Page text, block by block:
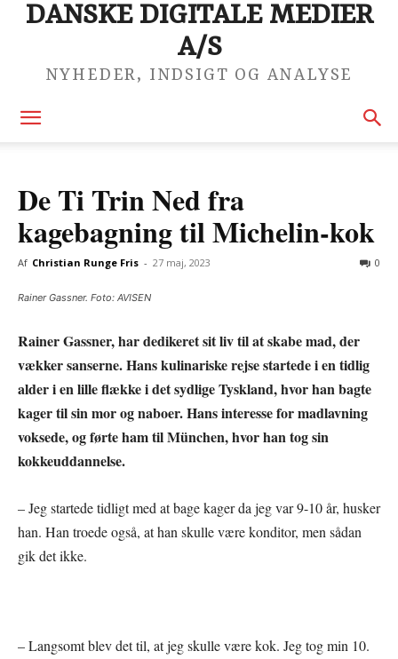
DANSKE DIGITALE MEDIER
A/S
NYHEDER, INDSIGT OG ANALYSE
De Ti Trin Ned fra
kagebagning til Michelin-kok
Af Christian Runge Fris - 27 maj, 2023 0
Rainer Gassner. Foto: AVISEN
Rainer Gassner, har dedikeret sit liv til at skabe mad, der
vækker sanserne. Hans kulinariske rejse startede i en tidlig
alder i en lille flække i det sydlige Tyskland, hvor han bagte
kager til sin mor og naboer. Hans interesse for madlavning
voksede, og førte ham til München, hvor han tog sin
kokkeuddannelse.
– Jeg startede tidligt med at bage kager da jeg var 9-10 år, husker
han. Han troede også, at han skulle være konditor, men sådan
gik det ikke.
– Langsomt blev det til, at jeg skulle være kok. Jeg tog min 10.